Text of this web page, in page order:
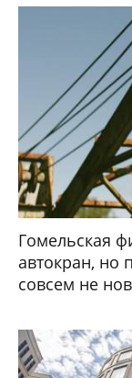
Гомельская
автокран, но
совсем не